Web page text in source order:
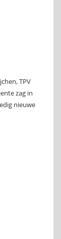
TPV
zag in
nieuwe